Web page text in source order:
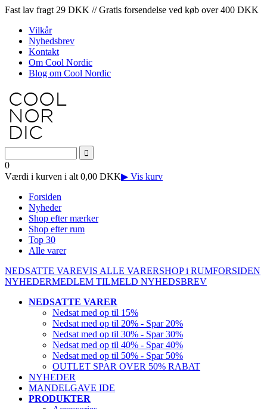
Fast lav fragt 29 DKK // Gratis forsendelse ved køb over 400 DKK
Vilkår
Nyhedsbrev
Kontakt
Om Cool Nordic
Blog om Cool Nordic
0
Værdi i kurven i alt 0,00 DKK▶ Vis kurv
Forsiden
Nyheder
Shop efter mærker
Shop efter rum
Top 30
Alle varer
NEDSATTE VAREVIS ALLE VARERSHOP i RUMFORSIDEN
NYHEDERMEDLEM TILMELD NYHEDSBREV
NEDSATTE VARER
Nedsat med op til 15%
Nedsat med op til 20% - Spar 20%
Nedsat med op til 30% - Spar 30%
Nedsat med op til 40% - Spar 40%
Nedsat med op til 50% - Spar 50%
OUTLET SPAR OVER 50% RABAT
NYHEDER
MANDELGAVE IDE
PRODUKTER